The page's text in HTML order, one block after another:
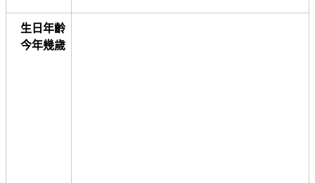
生日年齡
今年幾歲